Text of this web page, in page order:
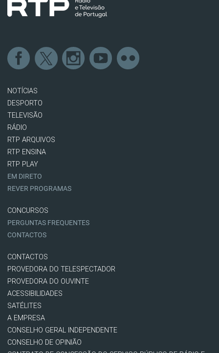
NOTÍCIAS
DESPORTO
TELEVISÃO
RÁDIO
RTP ARQUIVOS
RTP ENSINA
RTP PLAY
EM DIRETO
REVER PROGRAMAS
CONCURSOS
PERGUNTAS FREQUENTES
CONTACTOS
CONTACTOS
PROVEDORA DO TELESPECTADOR
PROVEDORA DO OUVINTE
ACESSIBILIDADES
SATÉLITES
A EMPRESA
CONSELHO GERAL INDEPENDENTE
CONSELHO DE OPINIÃO